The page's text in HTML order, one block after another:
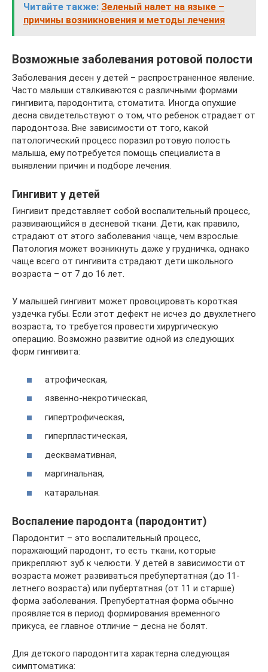
Читайте также: Зеленый налет на языке –
причины возникновения и методы лечения
Возможные заболевания ротовой полости
Заболевания десен у детей – распространенное явление.
Часто малыши сталкиваются с различными формами
гингивита, пародонтита, стоматита. Иногда опухшие
десна свидетельствуют о том, что ребенок страдает от
пародонтоза. Вне зависимости от того, какой
патологический процесс поразил ротовую полость
малыша, ему потребуется помощь специалиста в
выявлении причин и подборе лечения.
Гингивит у детей
Гингивит представляет собой воспалительный процесс,
развивающийся в десневой ткани. Дети, как правило,
страдают от этого заболевания чаще, чем взрослые.
Патология может возникнуть даже у грудничка, однако
чаще всего от гингивита страдают дети школьного
возраста – от 7 до 16 лет.
У малышей гингивит может провоцировать короткая
уздечка губы. Если этот дефект не исчез до двухлетнего
возраста, то требуется провести хирургическую
операцию. Возможно развитие одной из следующих
форм гингивита:
атрофическая,
язвенно-некротическая,
гипертрофическая,
гиперпластическая,
десквамативная,
маргинальная,
катаральная.
Воспаление пародонта (пародонтит)
Пародонтит – это воспалительный процесс,
поражающий пародонт, то есть ткани, которые
прикрепляют зуб к челюсти. У детей в зависимости от
возраста может развиваться пребупертатная (до 11-
летнего возраста) или пубертатная (от 11 и старше)
форма заболевания. Препубертатная форма обычно
проявляется в период формирования временного
прикуса, ее главное отличие – десна не болят.
Для детского пародонтита характерна следующая
симптоматика: